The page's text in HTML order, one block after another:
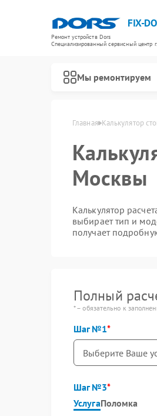
FIX-
Ремонт устройств Dors
Специализированный cервисный центр г.
Мы ремонтируем
Главная Калькулятор
Москвы
Калькулятор
выбирает тип и
получает
Полный
* – обязательно к
Шаг №1
Шаг №3
УслугаПоломка